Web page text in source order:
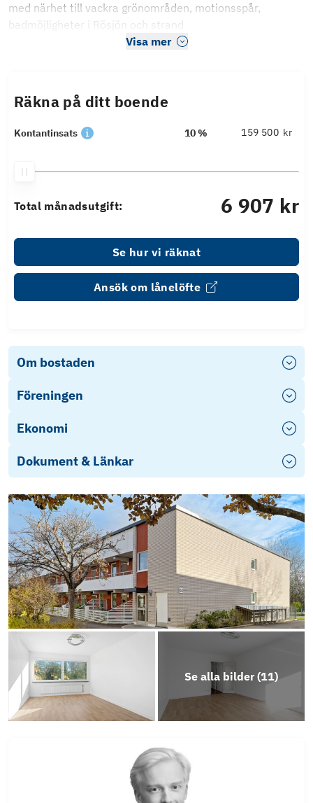
med närhet till vackra grönområden, motionsspår,
badmöjligheter i Rösjön och strand
Visa mer
Räkna på ditt boende
Kontantinsats 10 % kr
Total månadsutgift: 6 907 kr
Se hur vi räknat
Ansök om lånelöfte
Om bostaden
Föreningen
Ekonomi
Dokument & Länkar
Stadgar
Årsredovisning 2025
Se alla bilder (11)